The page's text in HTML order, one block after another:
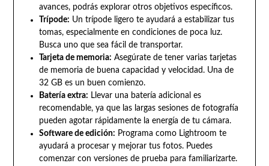
avances, podrás explorar otros objetivos específicos.
Trípode: Un trípode ligero te ayudará a estabilizar tus
tomas, especialmente en condiciones de poca luz.
Busca uno que sea fácil de transportar.
Tarjeta de memoria: Asegúrate de tener varias tarjetas
de memoria de buena capacidad y velocidad. Una de
32 GB es un buen comienzo.
Batería extra: Llevar una batería adicional es
recomendable, ya que las largas sesiones de fotografía
pueden agotar rápidamente la energía de tu cámara.
Software de edición: Programa como Lightroom te
ayudará a procesar y mejorar tus fotos. Puedes
comenzar con versiones de prueba para familiarizarte.